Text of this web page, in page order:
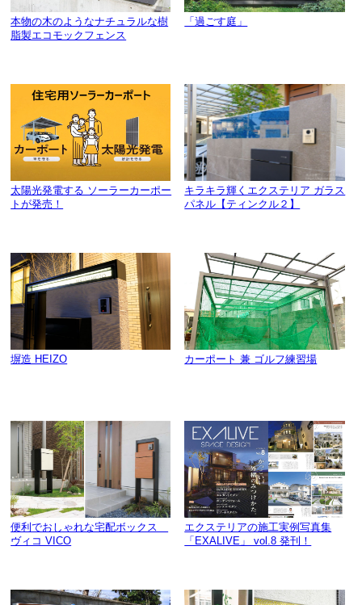
本物の木のようなナチュラルな樹
脂製エコモックフェンス
「過ごす庭」
太陽光発電する ソーラーカーポー
トが発売！
キラキラ輝くエクステリア ガラス
パネル【ティンクル２】
塀造 HEIZO カーポート 兼 ゴルフ練習場
便利でおしゃれな宅配ボックス
ヴィコ VICO
エクステリアの施工実例写真集
「EXALIVE」 vol.8 発刊！